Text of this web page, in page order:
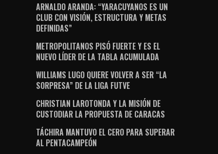
ARNALDO ARANDA: “YARACUYANOS ES UN
CLUB CON VISIÓN, ESTRUCTURA Y METAS
DEFINIDAS”
METROPOLITANOS PISÓ FUERTE Y ES EL
NUEVO LÍDER DE LA TABLA ACUMULADA
WILLIAMS LUGO QUIERE VOLVER A SER “LA
SORPRESA” DE LA LIGA FUTVE
CHRISTIAN LAROTONDA Y LA MISIÓN DE
CUSTODIAR LA PROPUESTA DE CARACAS
TÁCHIRA MANTUVO EL CERO PARA SUPERAR
AL PENTACAMPEÓN